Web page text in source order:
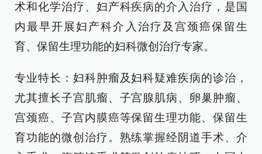
术和化学治疗、妇产科疾病的介入治疗，是国
内最早开展妇产科介入治疗及宫颈癌保留生
育、保留生理功能的妇科微创治疗专家。
专业特长：妇科肿瘤及妇科疑难疾病的诊治，
尤其擅长子宫肌瘤、子宫腺肌病、卵巢肿瘤、
宫颈癌、子宫内膜癌等保留生理功能、保留生
育功能的微创治疗。熟练掌握经阴道手术、介